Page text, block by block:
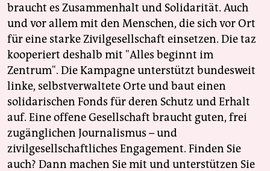
braucht es Zusammenhalt und Solidarität. Auch
und vor allem mit den Menschen, die sich vor Ort
für eine starke Zivilgesellschaft einsetzen. Die taz
kooperiert deshalb mit "Alles beginnt im
Zentrum". Die Kampagne unterstützt bundesweit
linke, selbstverwaltete Orte und baut einen
solidarischen Fonds für deren Schutz und Erhalt
auf. Eine offene Gesellschaft braucht guten, frei
zugänglichen Journalismus – und
zivilgesellschaftliches Engagement. Finden Sie
auch? Dann machen Sie mit und unterstützen Sie